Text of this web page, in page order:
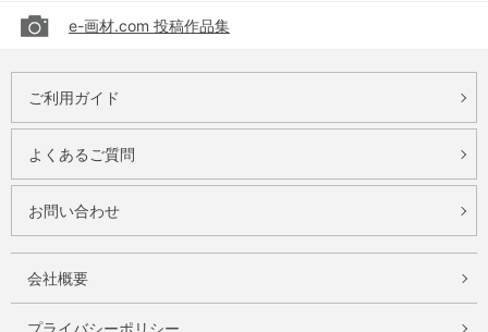
e-画材.com 投稿作品集
ご利用ガイド
よくあるご質問
お問い合わせ
会社概要
プライバシーポリシー